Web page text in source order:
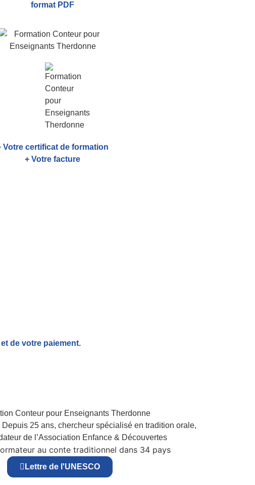
format PDF
Votre certificat de formation
+ Votre facture
de votre paiement.
25 ans, chercheur spécialisé en tradition orale,
de l’Association Enfance & Découvertes
au conte traditionnel dans 34 pays
Lettre de l'UNESCO